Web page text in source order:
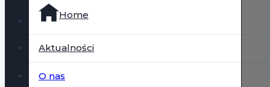
Home
Aktualności
O nas